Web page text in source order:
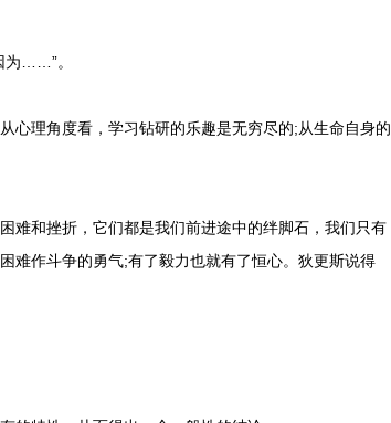
为……”。
理角度看，学习钻研的乐趣是无穷尽的;从生命自身的
和挫折，它们都是我们前进途中的绊脚石，我们只有
难作斗争的勇气;有了毅力也就有了恒心。狄更斯说得